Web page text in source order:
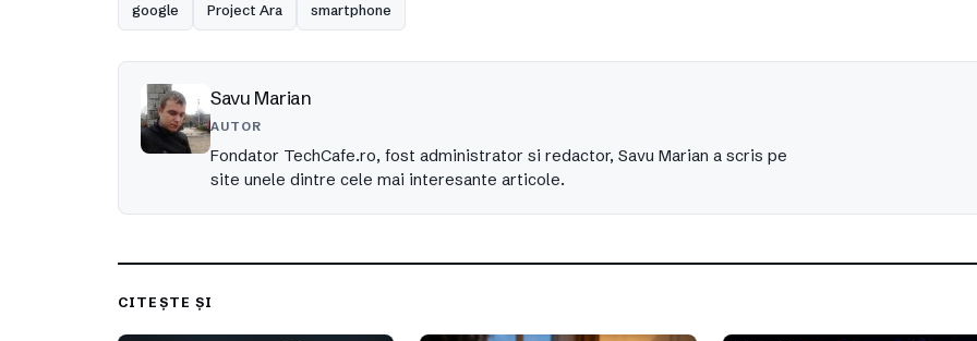
google Project Ara smartphone
Savu Marian
AUTOR
Fondator TechCafe.ro, fost administrator si redactor, Savu Marian a scris pe
site unele dintre cele mai interesante articole.
CITEȘTE ȘI